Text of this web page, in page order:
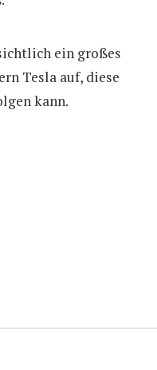
ein großes
Tesla auf, diese
kann.